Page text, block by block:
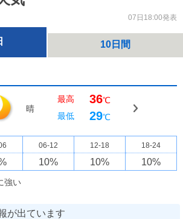
07日18:00発表
10日間
晴
最高 36℃
最低
29℃
06-12 12-18 18-24
10% 10% 10%
強い
が出ています